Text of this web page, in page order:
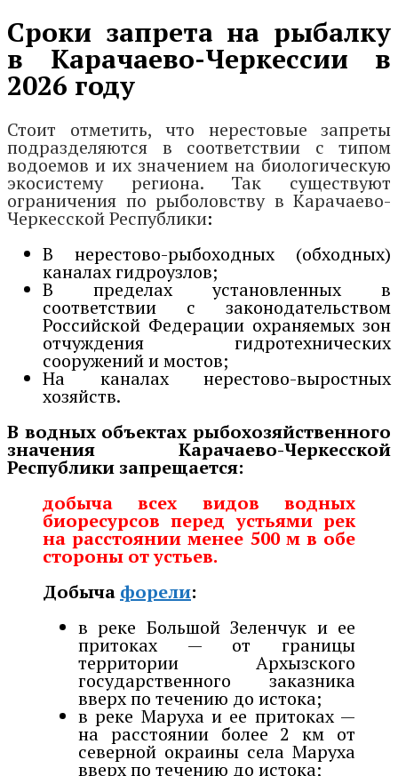
Сроки запрета на рыбалку
в Карачаево-Черкессии в
2026 году
Стоит отметить, что нерестовые запреты
подразделяются в соответствии с типом
водоемов и их значением на биологическую
экосистему региона. Так существуют
ограничения по рыболовству в Карачаево-
Черкесской Республики:
В нерестово-рыбоходных (обходных)
каналах гидроузлов;
В пределах установленных в
соответствии с законодательством
Российской Федерации охраняемых зон
отчуждения гидротехнических
сооружений и мостов;
На каналах нерестово-выростных
хозяйств.
В водных объектах рыбохозяйственного
значения Карачаево-Черкесской
Республики запрещается:
добыча всех видов водных
биоресурсов перед устьями рек
на расстоянии менее 500 м в обе
стороны от устьев.
Добыча форели:
в реке Большой Зеленчук и ее
притоках — от границы
территории Архызского
государственного заказника
вверх по течению до истока;
в реке Маруха и ее притоках —
на расстоянии более 2 км от
северной окраины села Маруха
вверх по течению до истока;